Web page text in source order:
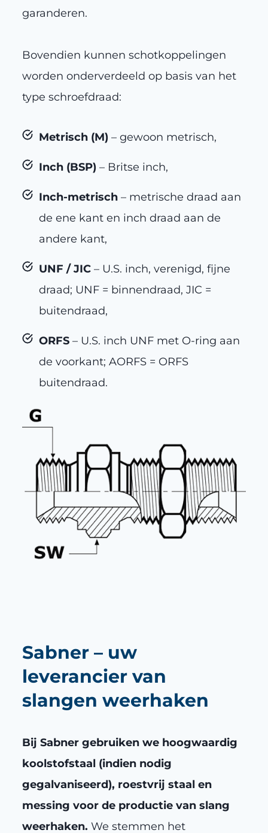
garanderen.
Bovendien kunnen schotkoppelingen
worden onderverdeeld op basis van het
type schroefdraad:
Metrisch (M) – gewoon metrisch,
Inch (BSP) – Britse inch,
Inch-metrisch – metrische draad aan
de ene kant en inch draad aan de
andere kant,
UNF / JIC – U.S. inch, verenigd, fijne
draad; UNF = binnendraad, JIC =
buitendraad,
ORFS – U.S. inch UNF met O-ring aan
de voorkant; AORFS = ORFS
buitendraad.
Sabner – uw
leverancier van
slangen weerhaken
Bij Sabner gebruiken we hoogwaardig
koolstofstaal (indien nodig
gegalvaniseerd), roestvrij staal en
messing voor de productie van slang
weerhaken. We stemmen het